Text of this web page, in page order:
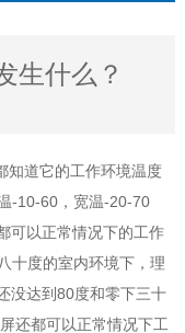
生什么？
知道它的工作环境温度
-10-60，宽温-20-70
可以正常情况下的工作
十度的室内环境下，理
没达到80度和零下三十
还都可以正常情况下工